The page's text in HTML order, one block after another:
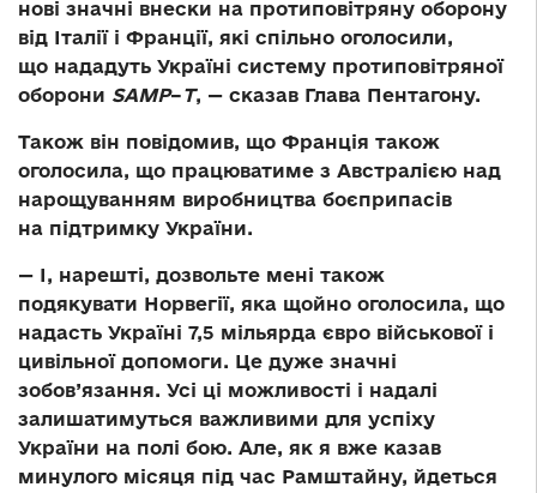
нові значні внески на протиповітряну оборону
від Італії і Франції, які спільно оголосили,
що нададуть Україні систему протиповітряної
оборони SAMP–T, — сказав Глава Пентагону.
Також він повідомив, що Франція також
оголосила, що працюватиме з Австралією над
нарощуванням виробництва боєприпасів
на підтримку України.
— І, нарешті, дозвольте мені також
подякувати Норвегії, яка щойно оголосила, що
надасть Україні 7,5 мільярда євро військової і
цивільної допомоги. Це дуже значні
зобов’язання. Усі ці можливості і надалі
залишатимуться важливими для успіху
України на полі бою. Але, як я вже казав
минулого місяця під час Рамштайну, йдеться